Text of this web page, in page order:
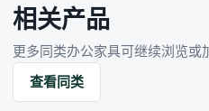
相关产品
更多同类办公家具可继续浏览或
查看同类